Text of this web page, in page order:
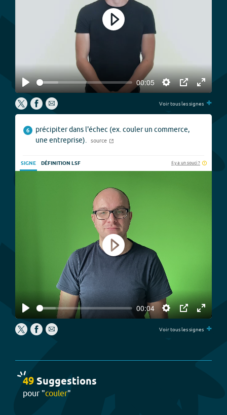
Play
00:05
Settings
PIP
Enter
Play
Voir tous les signes +
6
précipiter dans l'échec (ex. couler un commerce,
une entreprise).
source
SIGNE DÉFINITION LSF Il y a un souci ?
Play
00:04
Settings
PIP
Enter
Play
Voir tous les signes +
49Suggestions
pour "couler"